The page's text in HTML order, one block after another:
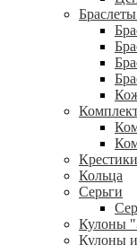
Кольца
Серьги
Кулоны
Кулоны